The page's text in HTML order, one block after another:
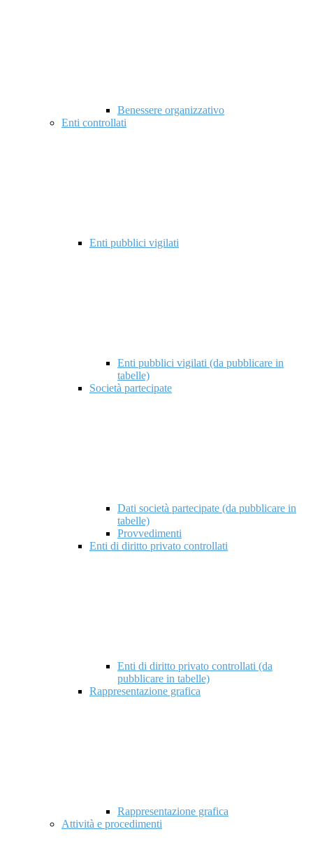
Benessere organizzativo
Enti controllati
Enti pubblici vigilati
Enti pubblici vigilati (da pubblicare in
tabelle)
Società partecipate
Dati società partecipate (da pubblicare in
tabelle)
Provvedimenti
Enti di diritto privato controllati
Enti di diritto privato controllati (da
pubblicare in tabelle)
Rappresentazione grafica
Rappresentazione grafica
Attività e procedimenti